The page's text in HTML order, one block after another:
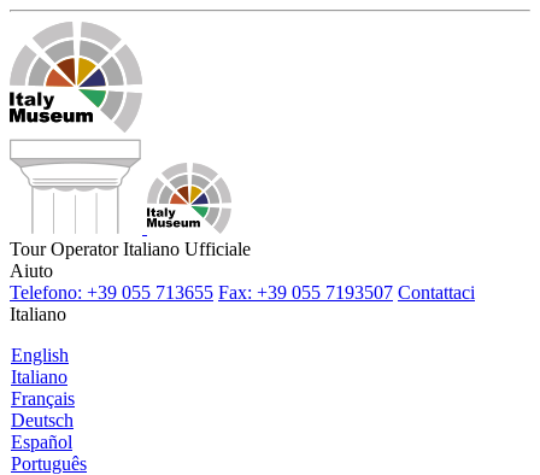
Tour Operator Italiano Ufficiale
Aiuto
Telefono: +39 055 713655 Fax: +39 055 7193507 Contattaci
Italiano
English
Italiano
Français
Deutsch
Español
Português